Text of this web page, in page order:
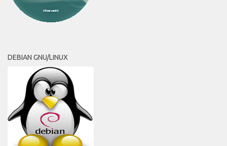
DEBIAN GNU/LINUX